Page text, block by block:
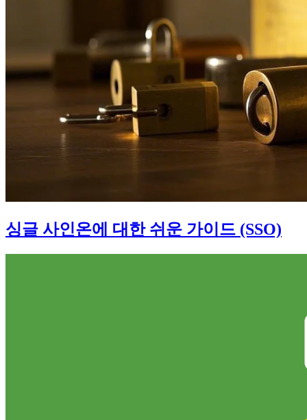
싱글 사인온에 대한 쉬운 가이드 (SSO)